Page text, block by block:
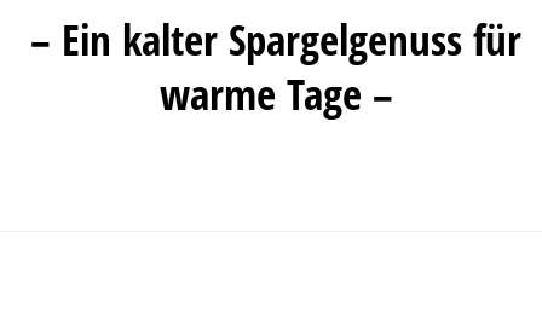
– Ein kalter Spargelgenuss für
warme Tage –